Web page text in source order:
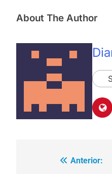
About The Author
Navegación
Anterior: